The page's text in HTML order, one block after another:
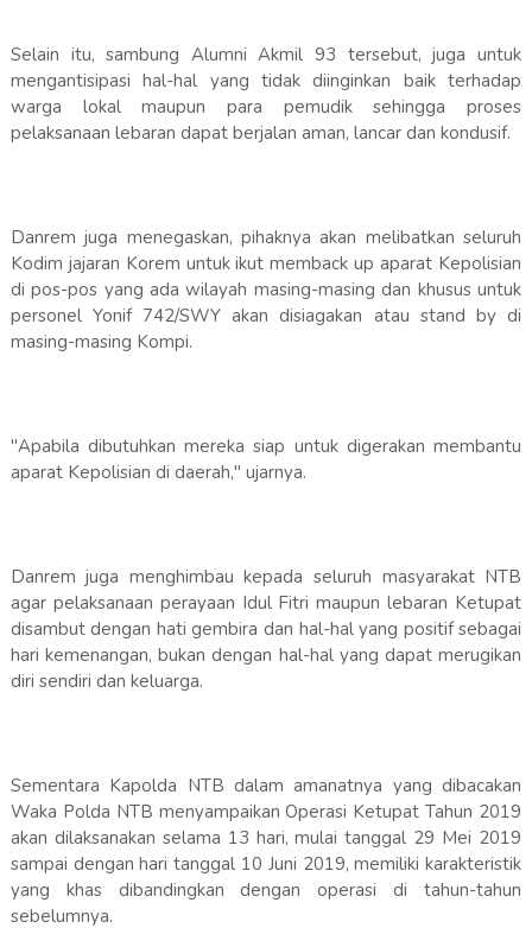
Selain itu, sambung Alumni Akmil 93 tersebut, juga untuk
mengantisipasi hal-hal yang tidak diinginkan baik terhadap
warga lokal maupun para pemudik sehingga proses
pelaksanaan lebaran dapat berjalan aman, lancar dan kondusif.
Danrem juga menegaskan, pihaknya akan melibatkan seluruh
Kodim jajaran Korem untuk ikut memback up aparat Kepolisian
di pos-pos yang ada wilayah masing-masing dan khusus untuk
personel Yonif 742/SWY akan disiagakan atau stand by di
masing-masing Kompi.
"Apabila dibutuhkan mereka siap untuk digerakan membantu
aparat Kepolisian di daerah," ujarnya.
Danrem juga menghimbau kepada seluruh masyarakat NTB
agar pelaksanaan perayaan Idul Fitri maupun lebaran Ketupat
disambut dengan hati gembira dan hal-hal yang positif sebagai
hari kemenangan, bukan dengan hal-hal yang dapat merugikan
diri sendiri dan keluarga.
Sementara Kapolda NTB dalam amanatnya yang dibacakan
Waka Polda NTB menyampaikan Operasi Ketupat Tahun 2019
akan dilaksanakan selama 13 hari, mulai tanggal 29 Mei 2019
sampai dengan hari tanggal 10 Juni 2019, memiliki karakteristik
yang khas dibandingkan dengan operasi di tahun-tahun
sebelumnya.